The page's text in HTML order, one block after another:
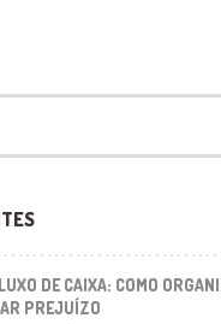
DE CAIXA: COMO
PREJUÍZO